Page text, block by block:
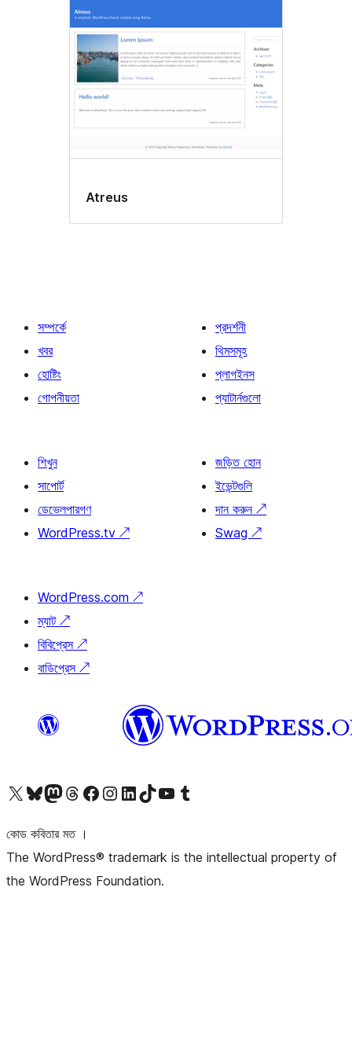
Atreus
সম্পর্কে
খবর
হোষ্টিং
গোপনীয়তা
প্রদর্শনী
থিমসমূহ
প্লাগইনস
প্যাটার্নগুলো
শিখুন
সাপোর্ট
ডেভেলপারগণ
WordPress.tv ↗
জড়িত হোন
ইভেন্টগুলি
দান করুন ↗
Swag ↗
WordPress.com ↗
ম্যাট ↗
বিবিপ্রেস ↗
বাডিপ্রেস ↗
আমাদের X (আগের টুইটার) অ্যাকাউন্টে যানআমাদের Bluesky অ্যাকাউন্টটি দেখুনআমাদের মাস্টোডন অ্যাকাউন্টটি দেখুনআমাদের থ্রেডস অ্যাকাউন্টটি দেখুনআমাদের ফেসবুক পেজ দেখুনআমাদের ইন্সটাগ্রাম অ্যাকাউন্ট দেখুনআমাদের লিঙ্কডইন অ্যাকাউন্টে যানআমাদের TikTok অ্যাকাউন্টটি দেখুনআমাদের ইউটিউব চ্যানেলে যান আমাদের টাম্বলার অ্যাকাউন্ট দেখুন
কোড কবিতার মত ।
The WordPress® trademark is the intellectual property of
the WordPress Foundation.